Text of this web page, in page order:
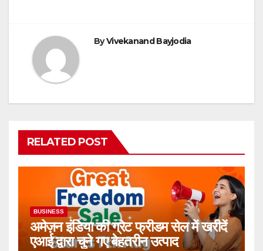
ByVivekanand Bayjodia
RELATED POST
BUSINESS
अमेज़न इंडिया की ग्रेट फ्रीडम सेल में खरीदें
एआई द्वारा चुने गए बेहतरीन उत्पाद